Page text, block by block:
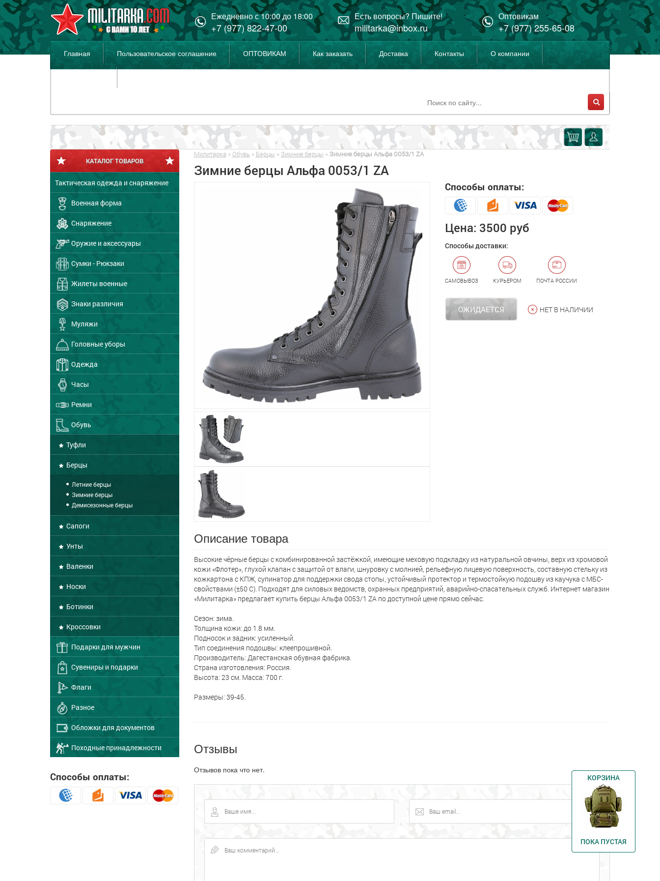
Ежедневно с 10:00 до 18:00
+7 (977) 822-47-00
Есть вопросы? Пишите!
militarka@inbox.ru
Оптовикам
+7 (977) 255-65-08
Главная Пользовательское соглашение ОПТОВИКАМ Как заказать Доставка Контакты О компании
КАТАЛОГ ТОВАРОВ
Тактическая одежда и снаряжение
Военная форма
Снаряжение
Оружие и аксессуары
Сумки - Рюкзаки
Жилеты военные
Знаки различия
Муляжи
Головные уборы
Одежда
Часы
Ремни
Обувь
Туфли
Берцы
Летние берцы
Зимние берцы
Демисезонные берцы
Сапоги
Унты
Валенки
Носки
Ботинки
Кроссовки
Подарки для мужчин
Сувениры и подарки
Флаги
Разное
Обложки для документов
Походные принадлежности
Способы оплаты:
Милитарка » Обувь » Берцы » Зимние берцы » Зимние берцы Альфа 0053/1 ZA
Зимние берцы Альфа 0053/1 ZA
Способы оплаты:
Цена: 3500 руб
Способы доставки:
САМОВЫВОЗ КУРЬЕРОМ ПОЧТА РОССИИ
ОЖИДАЕТСЯ НЕТ В НАЛИЧИИ
Описание товара
Высокие чёрные берцы с комбинированной застёжкой, имеющие меховую подкладку из натуральной овчины, верх из хромовой
кожи «Флотер», глухой клапан с защитой от влаги, шнуровку с молнией, рельефную лицевую поверхность, составную стельку из
кожкартона с КПЖ, супинатор для поддержки свода стопы, устойчивый протектор и термостойкую подошву из каучука с МБС-
свойствами (±50 С). Подходят для силовых ведомств, охранных предприятий, аварийно-спасательных служб. Интернет магазин
«Милитарка» предлагает кyпить берцы Альфа 0053/1 ZA по доступной цене прямо сейчас.
Сезон: зима.
Толщина кожи: до 1.8 мм.
Подносок и задник: усиленный.
Тип соединения подошвы: клеепрошивной.
Производитель: Дагестанская обувная фабрика.
Страна изготовления: Россия.
Высота: 23 см. Масса: 700 г.
Размеры: 39-45.
Отзывы
Отзывов пока что нет.
КОРЗИНА
ПОКА ПУСТАЯ